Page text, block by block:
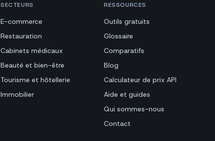
SECTEURS
E-commerce
Restauration
Cabinets médicaux
Beauté et bien-être
Tourisme et hôtellerie
Immobilier
RESSOURCES
Outils gratuits
Glossaire
Comparatifs
Blog
Calculateur de prix API
Aide et guides
Qui sommes-nous
Contact